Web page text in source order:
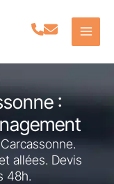
:
allées. Devis
48h.